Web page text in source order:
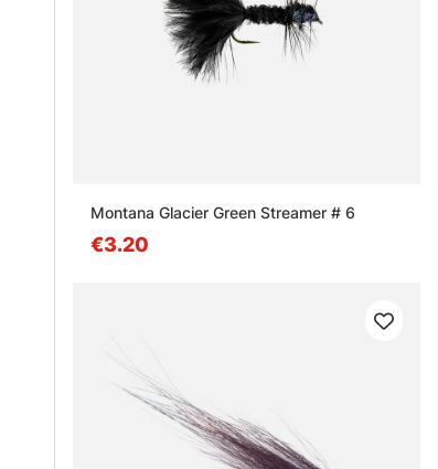
Montana Glacier Green Streamer # 6
€3.20